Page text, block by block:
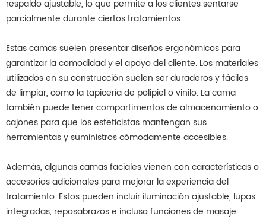
respaldo ajustable, lo que permite a los clientes sentarse
parcialmente durante ciertos tratamientos.
Estas camas suelen presentar diseños ergonómicos para
garantizar la comodidad y el apoyo del cliente. Los materiales
utilizados en su construcción suelen ser duraderos y fáciles
de limpiar, como la tapicería de polipiel o vinilo. La cama
también puede tener compartimentos de almacenamiento o
cajones para que los esteticistas mantengan sus
herramientas y suministros cómodamente accesibles.
Además, algunas camas faciales vienen con características o
accesorios adicionales para mejorar la experiencia del
tratamiento. Estos pueden incluir iluminación ajustable, lupas
integradas, reposabrazos e incluso funciones de masaje